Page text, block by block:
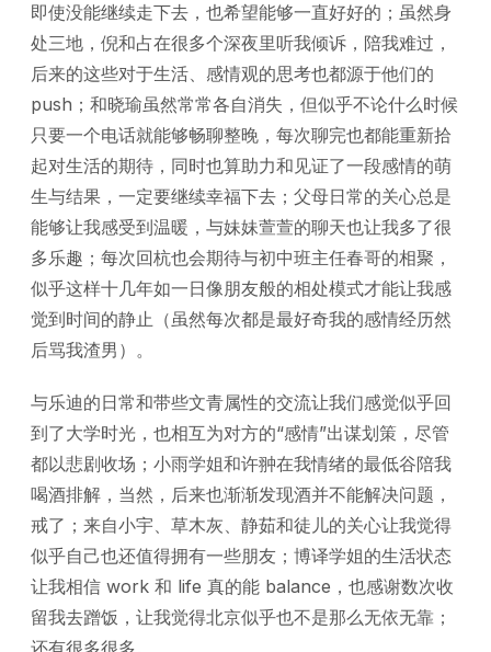
即使没能继续走下去，也希望能够一直好好的；虽然身
处三地，倪和占在很多个深夜里听我倾诉，陪我难过，
后来的这些对于生活、感情观的思考也都源于他们的
push；和晓瑜虽然常常各自消失，但似乎不论什么时候
只要一个电话就能够畅聊整晚，每次聊完也都能重新拾
起对生活的期待，同时也算助力和见证了一段感情的萌
生与结果，一定要继续幸福下去；父母日常的关心总是
能够让我感受到温暖，与妹妹萱萱的聊天也让我多了很
多乐趣；每次回杭也会期待与初中班主任春哥的相聚，
似乎这样十几年如一日像朋友般的相处模式才能让我感
觉到时间的静止（虽然每次都是最好奇我的感情经历然
后骂我渣男）。
与乐迪的日常和带些文青属性的交流让我们感觉似乎回
到了大学时光，也相互为对方的“感情”出谋划策，尽管
都以悲剧收场；小雨学姐和许翀在我情绪的最低谷陪我
喝酒排解，当然，后来也渐渐发现酒并不能解决问题，
戒了；来自小宇、草木灰、静茹和徒儿的关心让我觉得
似乎自己也还值得拥有一些朋友；博译学姐的生活状态
让我相信 work 和 life 真的能 balance，也感谢数次收
留我去蹭饭，让我觉得北京似乎也不是那么无依无靠；